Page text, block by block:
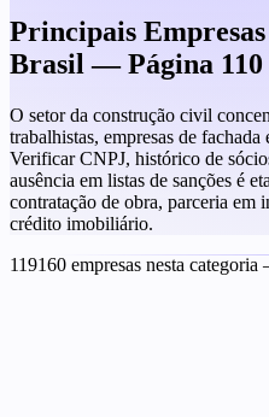
Principais
Brasil — Página 110
O setor da construção civil
trabalhistas, empresas de
Verificar CNPJ, histórico de
ausência em listas de sanções é
contratação de obra, parceria em
crédito imobiliário.
119160 empresas nesta categoria